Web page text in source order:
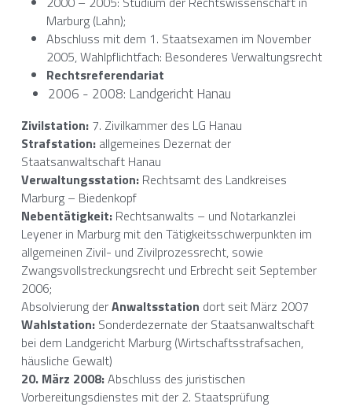
Marburg (Lahn);
Abschluss mit dem 1. Staatsexamen im November
2005, Wahlpflichtfach: Besonderes Verwaltungsrecht
Rechtsreferendariat
2006 - 2008: Landgericht Hanau
Zivilstation: 7. Zivilkammer des LG Hanau
Strafstation: allgemeines Dezernat der
Staatsanwaltschaft Hanau
Verwaltungsstation: Rechtsamt des Landkreises
Marburg – Biedenkopf
Nebentätigkeit: Rechtsanwalts – und Notarkanzlei
Leyener in Marburg mit den Tätigkeitsschwerpunkten im
allgemeinen Zivil- und Zivilprozessrecht, sowie
Zwangsvollstreckungsrecht und Erbrecht seit September
2006;
Absolvierung der Anwaltsstation dort seit März 2007
Wahlstation: Sonderdezernate der Staatsanwaltschaft
bei dem Landgericht Marburg (Wirtschaftsstrafsachen,
häusliche Gewalt)
20. März 2008: Abschluss des juristischen
Vorbereitungsdienstes mit der 2. Staatsprüfung